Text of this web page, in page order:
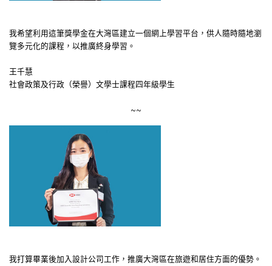
我希望利用這筆獎學金在大灣區建立一個網上學習平台，供人隨時隨地瀏
覽多元化的課程，以推廣終身學習。
王千慧
社會政策及行政（榮譽）文學士課程四年級學生
~~
我打算畢業後加入設計公司工作，推廣大灣區在旅遊和居住方面的優勢。